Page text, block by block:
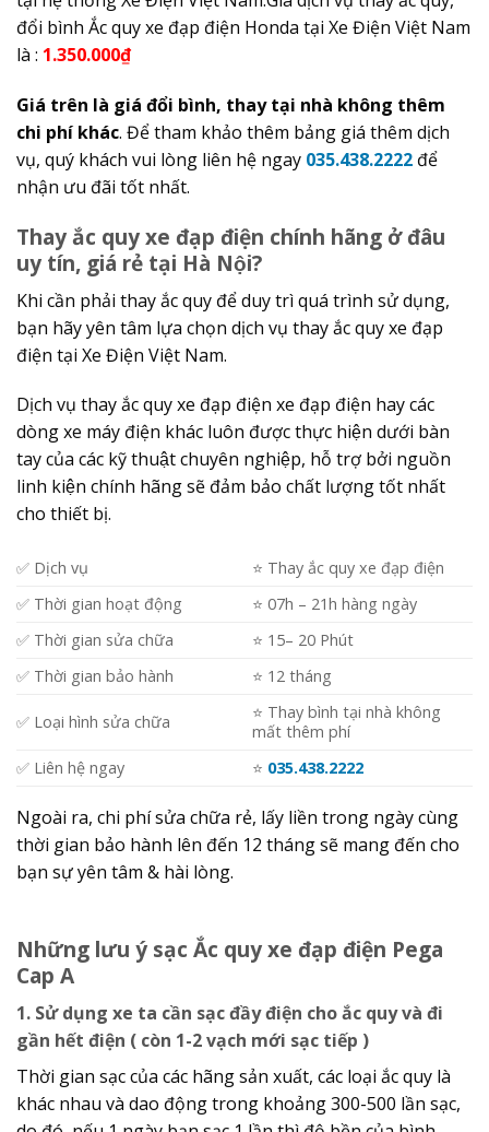
đổi bình Ắc quy xe đạp điện Honda tại Xe Điện Việt Nam
là : 1.350.000₫
Giá trên là giá đổi bình, thay tại nhà không thêm
chi phí khác. Để tham khảo thêm bảng giá thêm dịch
vụ, quý khách vui lòng liên hệ ngay 035.438.2222 để
nhận ưu đãi tốt nhất.
Thay ắc quy xe đạp điện chính hãng ở đâu
uy tín, giá rẻ tại Hà Nội?
Khi cần phải thay ắc quy để duy trì quá trình sử dụng,
bạn hãy yên tâm lựa chọn dịch vụ thay ắc quy xe đạp
điện tại Xe Điện Việt Nam.
Dịch vụ thay ắc quy xe đạp điện xe đạp điện hay các
dòng xe máy điện khác luôn được thực hiện dưới bàn
tay của các kỹ thuật chuyên nghiệp, hỗ trợ bởi nguồn
linh kiện chính hãng sẽ đảm bảo chất lượng tốt nhất
cho thiết bị.
✅ Dịch vụ
⭐️ Thay ắc quy xe đạp điện
✅ Thời gian hoạt động
⭐️ 07h – 21h hàng ngày
✅ Thời gian sửa chữa
⭐️ 15– 20 Phút
✅ Thời gian bảo hành
⭐️ 12 tháng
✅ Loại hình sửa chữa
⭐️ Thay bình tại nhà không
mất thêm phí
✅ Liên hệ ngay
⭐️ 035.438.2222
Ngoài ra, chi phí sửa chữa rẻ, lấy liền trong ngày cùng
thời gian bảo hành lên đến 12 tháng sẽ mang đến cho
bạn sự yên tâm & hài lòng.
Những lưu ý sạc Ắc quy xe đạp điện Pega
Cap A
1. Sử dụng xe ta cần sạc đầy điện cho ắc quy và đi
gần hết điện ( còn 1-2 vạch mới sạc tiếp )
Thời gian sạc của các hãng sản xuất, các loại ắc quy là
khác nhau và dao động trong khoảng 300-500 lần sạc,